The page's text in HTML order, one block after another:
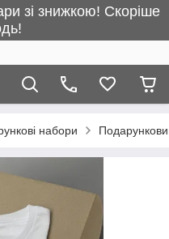
зі знижкою! Скоріше
набори